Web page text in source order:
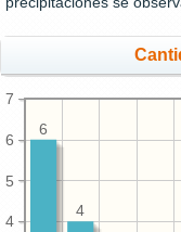
4
5
6
7
4
6